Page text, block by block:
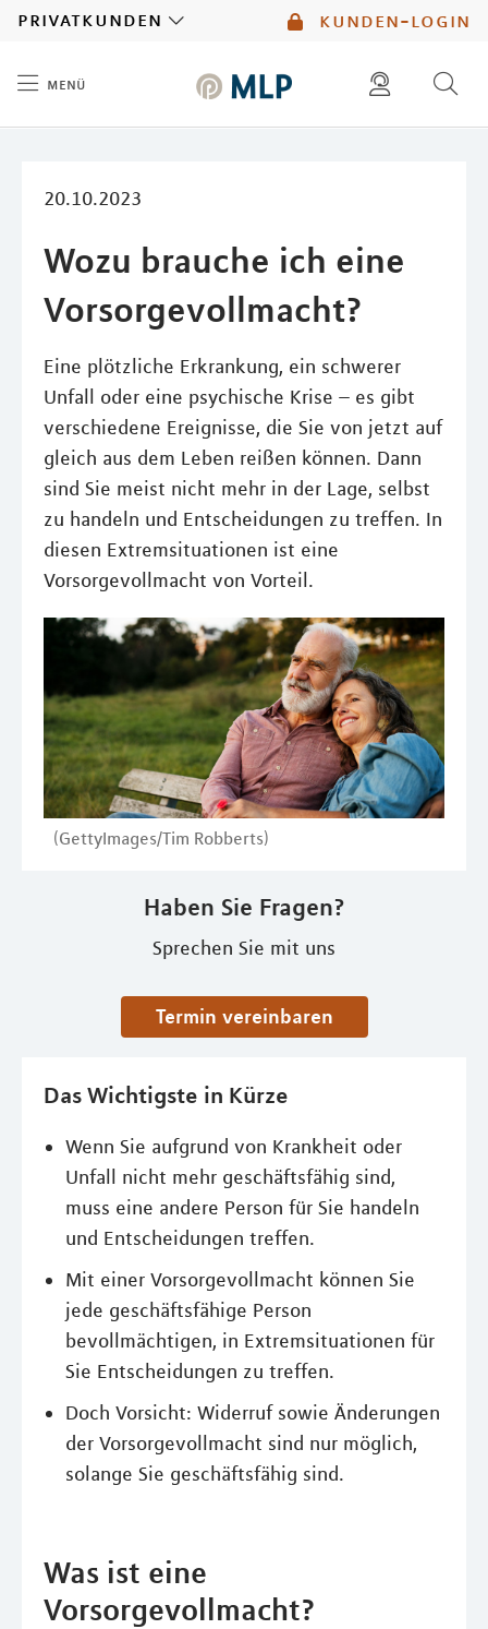
kunden-login
privatkunden
menü
20.10.2023
Wozu brauche ich eine
Vorsorgevollmacht?
Eine plötzliche Erkrankung, ein schwerer
Unfall oder eine psychische Krise – es gibt
verschiedene Ereignisse, die Sie von jetzt auf
gleich aus dem Leben reißen können. Dann
sind Sie meist nicht mehr in der Lage, selbst
zu handeln und Entscheidungen zu treffen. In
diesen Extremsituationen ist eine
Vorsorgevollmacht von Vorteil.
(GettyImages/Tim Robberts)
Haben Sie Fragen?
Sprechen Sie mit uns
Termin vereinbaren
Das Wichtigste in Kürze
Wenn Sie aufgrund von Krankheit oder
Unfall nicht mehr geschäftsfähig sind,
muss eine andere Person für Sie handeln
und Entscheidungen treffen.
Mit einer Vorsorgevollmacht können Sie
jede geschäftsfähige Person
bevollmächtigen, in Extremsituationen für
Sie Entscheidungen zu treffen.
Doch Vorsicht: Widerruf sowie Änderungen
der Vorsorgevollmacht sind nur möglich,
solange Sie geschäftsfähig sind.
Was ist eine
Vorsorgevollmacht?